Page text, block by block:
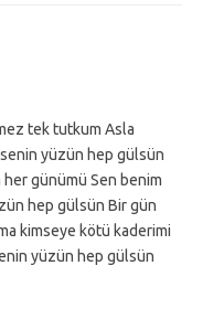
tek tutkum Asla
senin yüzün hep gülsün
günümü Sen benim
hep gülsün Bir gün
kimseye kötü kaderimi
yüzün hep gülsün